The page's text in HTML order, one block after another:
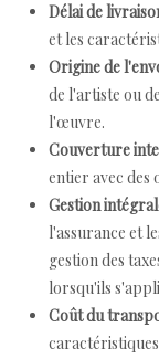
Délai de
et les
Origine de
de l'artiste ou
l'œuvre.
Couverture
entier avec des
Gestion
l'assurance et
gestion des
lorsqu'ils
Coût du